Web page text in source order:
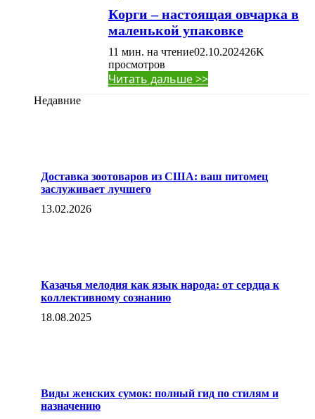
Корги – настоящая овчарка в
маленькой упаковке
11 мин. на чтение02.10.202426K
просмотров
Читать дальше >>
Недавние
Доставка зоотоваров из США: ваш питомец
заслуживает лучшего
13.02.2026
Казачья мелодия как язык народа: от сердца к
коллективному сознанию
18.08.2025
Виды женских сумок: полный гид по стилям и
назначению